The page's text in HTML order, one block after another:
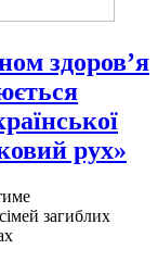
здоров’я
рух»
загиблих